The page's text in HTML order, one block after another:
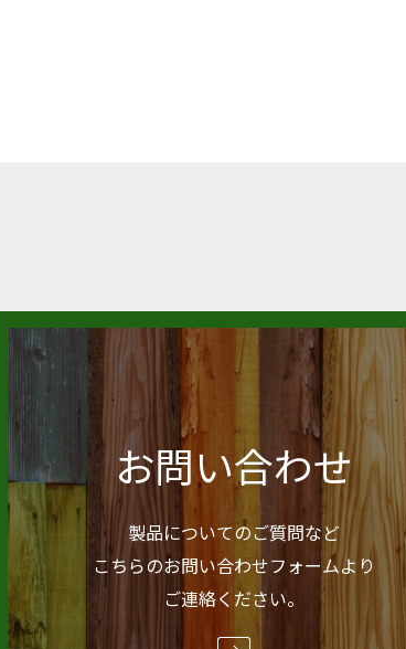
お問い合わせ
製品についてのご質問など
こちらのお問い合わせフォームより
ご連絡ください。